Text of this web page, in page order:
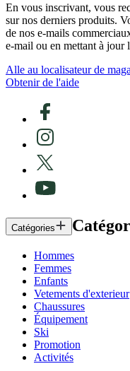
En vous inscrivant, vous
sur nos derniers produits.
de nos e-mails
e-mail ou en mettant à jour
Alle au localisateur de
Obtenir de l'aide
Catégories
Hommes
Femmes
Enfants
Vetements d'exterieur
Chaussures
Équipement
Ski
Promotion
Activités